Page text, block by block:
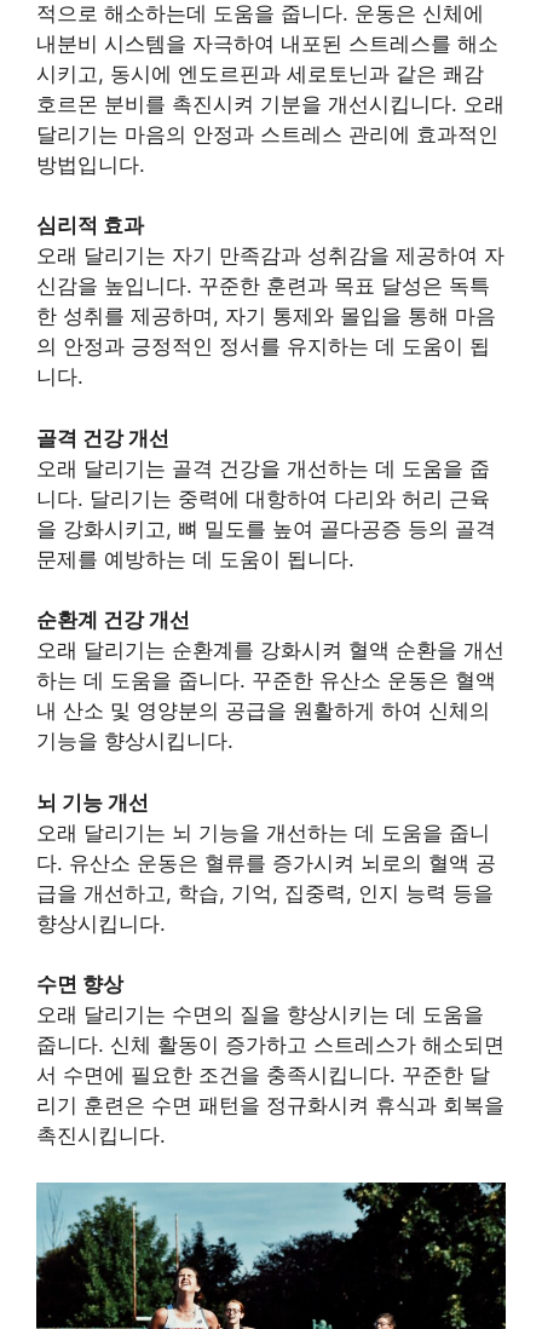
적으로 해소하는데 도움을 줍니다. 운동은 신체에
내분비 시스템을 자극하여 내포된 스트레스를 해소
시키고, 동시에 엔도르핀과 세로토닌과 같은 쾌감
호르몬 분비를 촉진시켜 기분을 개선시킵니다. 오래
달리기는 마음의 안정과 스트레스 관리에 효과적인
방법입니다.
심리적 효과
오래 달리기는 자기 만족감과 성취감을 제공하여 자
신감을 높입니다. 꾸준한 훈련과 목표 달성은 독특
한 성취를 제공하며, 자기 통제와 몰입을 통해 마음
의 안정과 긍정적인 정서를 유지하는 데 도움이 됩
니다.
골격 건강 개선
오래 달리기는 골격 건강을 개선하는 데 도움을 줍
니다. 달리기는 중력에 대항하여 다리와 허리 근육
을 강화시키고, 뼈 밀도를 높여 골다공증 등의 골격
문제를 예방하는 데 도움이 됩니다.
순환계 건강 개선
오래 달리기는 순환계를 강화시켜 혈액 순환을 개선
하는 데 도움을 줍니다. 꾸준한 유산소 운동은 혈액
내 산소 및 영양분의 공급을 원활하게 하여 신체의
기능을 향상시킵니다.
뇌 기능 개선
오래 달리기는 뇌 기능을 개선하는 데 도움을 줍니
다. 유산소 운동은 혈류를 증가시켜 뇌로의 혈액 공
급을 개선하고, 학습, 기억, 집중력, 인지 능력 등을
향상시킵니다.
수면 향상
오래 달리기는 수면의 질을 향상시키는 데 도움을
줍니다. 신체 활동이 증가하고 스트레스가 해소되면
서 수면에 필요한 조건을 충족시킵니다. 꾸준한 달
리기 훈련은 수면 패턴을 정규화시켜 휴식과 회복을
촉진시킵니다.